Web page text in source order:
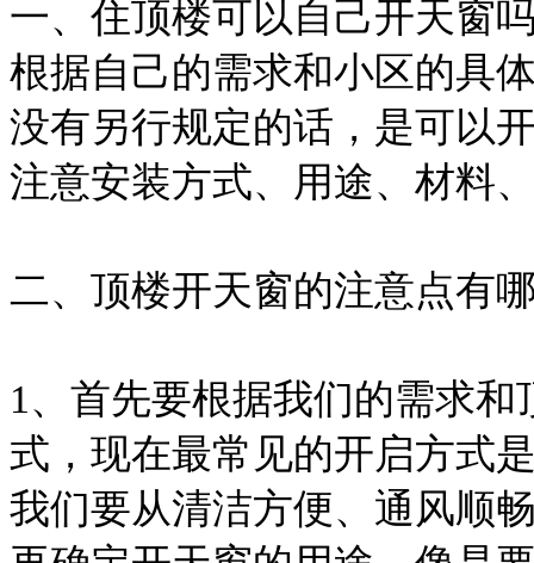
一、住顶楼可以自己开天窗
根据自己的需求和小区的具
没有另行规定的话，是可以
注意安装方式、用途、材料
二、顶楼开天窗的注意点有
1、首先要根据我们的需求
式，现在最常见的开启方式
我们要从清洁方便、通风顺